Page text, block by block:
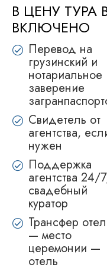
В ЦЕНУ
ВКЛЮЧЕНО
Перевод на
грузинский и
нотариальное
заверение
Свидетель от
агентства,
нужен
Поддержка
агентства 24/
свадебный
куратор
Трансфер
— место
церемонии —
отель